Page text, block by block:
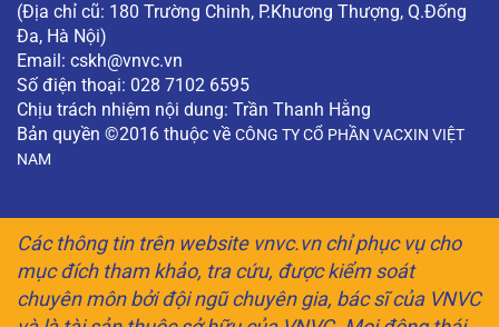
(Địa chỉ cũ: 180 Trường Chinh, P.Khương Thượng, Q.Đống
Đa, Hà Nội)
Email: cskh@vnvc.vn
Số điện thoại: 028 7102 6595
Chịu trách nhiệm nội dung: Trần Thanh Hằng
Bản quyền ©2016 thuộc về CÔNG TY CỔ PHẦN VACXIN VIỆT
NAM
Các thông tin trên website vnvc.vn chỉ phục vụ cho
mục đích tham khảo, tra cứu, được kiểm soát
chuyên môn bởi đội ngũ chuyên gia, bác sĩ của VNVC